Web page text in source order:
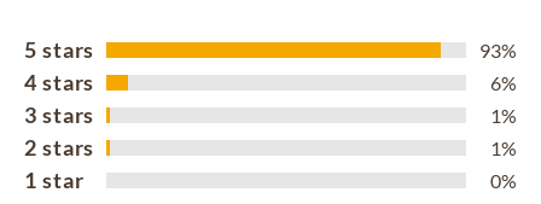
5 stars 93%
4 stars 6%
3 stars 1%
2 stars 1%
1 star 0%